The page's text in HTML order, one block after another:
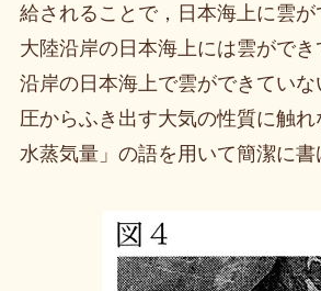
給されることで，日本海上に雲が
大陸沿岸の日本海上には雲がで
沿岸の日本海上で雲ができてい
圧からふき出す大気の性質に触
水蒸気量」の語を用いて簡潔に書